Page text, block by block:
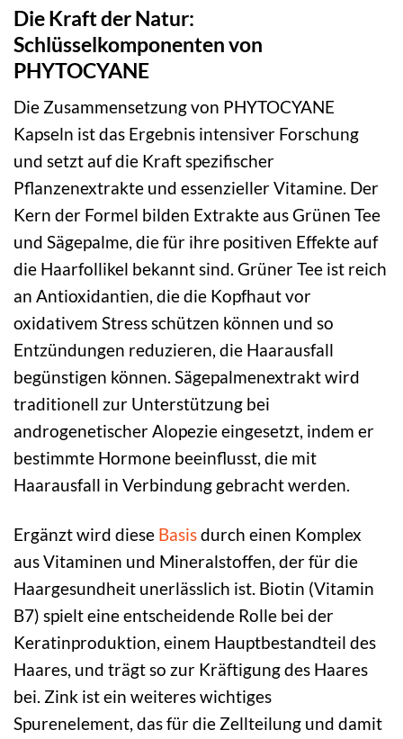
Die Kraft der Natur:
Schlüsselkomponenten von
PHYTOCYANE
Die Zusammensetzung von PHYTOCYANE
Kapseln ist das Ergebnis intensiver Forschung
und setzt auf die Kraft spezifischer
Pflanzenextrakte und essenzieller Vitamine. Der
Kern der Formel bilden Extrakte aus Grünen Tee
und Sägepalme, die für ihre positiven Effekte auf
die Haarfollikel bekannt sind. Grüner Tee ist reich
an Antioxidantien, die die Kopfhaut vor
oxidativem Stress schützen können und so
Entzündungen reduzieren, die Haarausfall
begünstigen können. Sägepalmenextrakt wird
traditionell zur Unterstützung bei
androgenetischer Alopezie eingesetzt, indem er
bestimmte Hormone beeinflusst, die mit
Haarausfall in Verbindung gebracht werden.
Ergänzt wird diese Basisdurch einen Komplex
aus Vitaminen und Mineralstoffen, der für die
Haargesundheit unerlässlich ist. Biotin (Vitamin
B7) spielt eine entscheidende Rolle bei der
Keratinproduktion, einem Hauptbestandteil des
Haares, und trägt so zur Kräftigung des Haares
bei. Zink ist ein weiteres wichtiges
Spurenelement, das für die Zellteilung und damit